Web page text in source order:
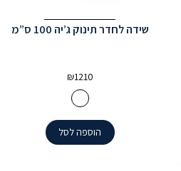
שידה לחדר תינוק ג’יה 100 ס”מ
₪1210
הוספה לסל